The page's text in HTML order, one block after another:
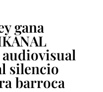
gana
silencio
barroca